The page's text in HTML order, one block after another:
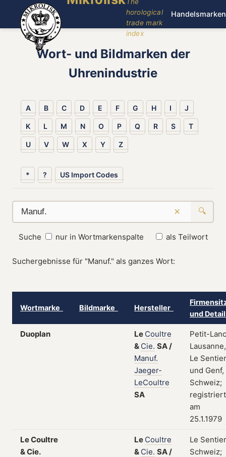
horological
trade mark
index
Handelsmarken
Wort- und Bildmarken der
Uhrenindustrie
A B C D E F G H I J
K L M N O P Q R S T
U V W X Y Z
* ? US Import Codes
× 🔍
Suche nur in Wortmarkenspalte als Teilwort
Suchergebnisse für "Manuf." als ganzes Wort:
Wortmarke Bildmarke Hersteller
und
Duoplan Le Coultre
& Cie. SA/
Manuf.
Jaeger-
LeCoultre
SA
Petit-
Lausanne,
Le Sentier
und Genf,
Schweiz;
registriert
am
25.1.1979
Le Coultre
& Cie.
Le Coultre
& Cie. SA/
Le
Schweiz;